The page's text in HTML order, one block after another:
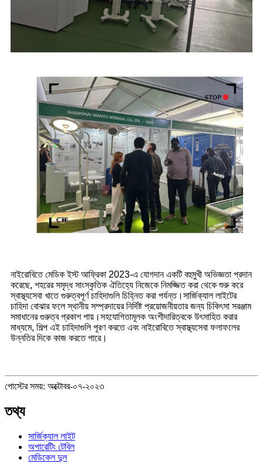
নাইরোবিতে মেডিক ইস্ট আফ্রিকা 2023-এ যোগদান একটি বহুমুখী অভিজ্ঞতা প্রদান
করেছে, শহরের সমৃদ্ধ সাংস্কৃতিক ঐতিহ্যে নিজেকে নিমজ্জিত করা থেকে শুরু করে
স্বাস্থ্যসেবা খাতে গুরুত্বপূর্ণ চাহিদাগুলি চিহ্নিত করা পর্যন্ত।সার্জিক্যাল লাইটের
চাহিদা বোঝার ফলে স্থানীয় সম্প্রদায়ের নির্দিষ্ট প্রয়োজনীয়তার জন্য চিকিৎসা সরঞ্জাম
সমাধানের গুরুত্ব প্রকাশ পায়।সহযোগিতামূলক অংশীদারিত্বকে উৎসাহিত করার
মাধ্যমে, শিল্প এই চাহিদাগুলি পূরণ করতে এবং নাইরোবিতে স্বাস্থ্যসেবা ফলাফলের
উন্নতির দিকে কাজ করতে পারে।
পোস্টের সময়: অক্টোবর-০৭-২০২৩
তথ্য
সার্জিক্যাল লাইট
অপারেটিং টেবিল
মেডিকেল দুল